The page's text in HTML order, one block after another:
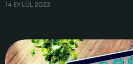
14 EYLÜL 2023